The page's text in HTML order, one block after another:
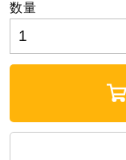
ワーキング
ウォー
数量